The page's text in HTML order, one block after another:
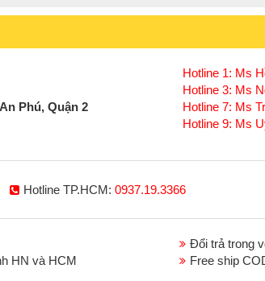
Hotline 1: Ms
Hotline 3: Ms
Phú, Quận 2
Hotline 7: Ms
Hotline 9: Ms
Hotline TP.HCM: 0937.19.3366
Đổi trả trong
HN và HCM
Free ship